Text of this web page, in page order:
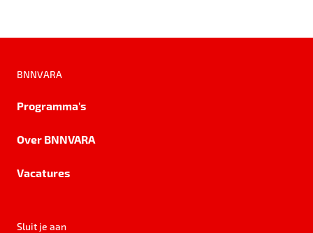
BNNVARA
Programma's
Over BNNVARA
Vacatures
Sluit je aan